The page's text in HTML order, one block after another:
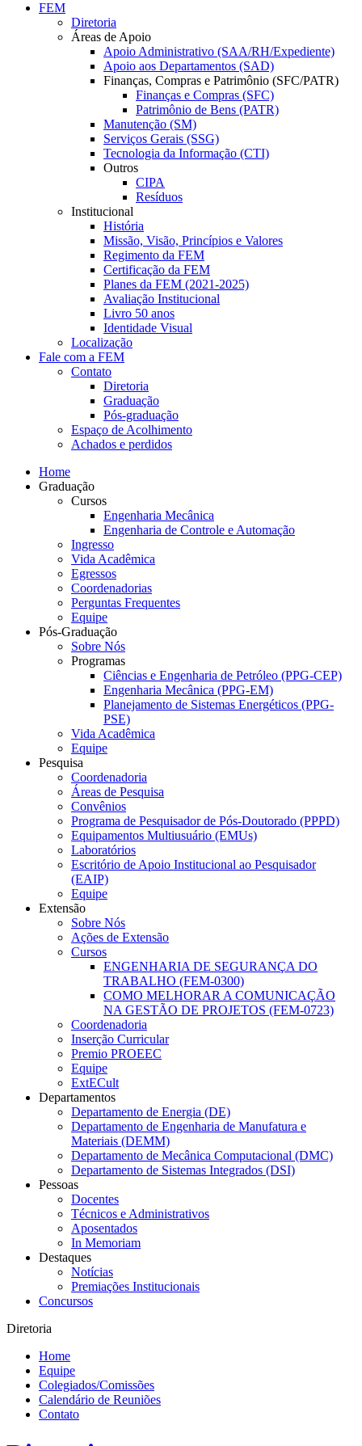
FEM
Diretoria
Áreas de Apoio
Apoio Administrativo (SAA/RH/Expediente)
Apoio aos Departamentos (SAD)
Finanças, Compras e Patrimônio (SFC/PATR)
Finanças e Compras (SFC)
Patrimônio de Bens (PATR)
Manutenção (SM)
Serviços Gerais (SSG)
Tecnologia da Informação (CTI)
Outros
CIPA
Resíduos
Institucional
História
Missão, Visão, Princípios e Valores
Regimento da FEM
Certificação da FEM
Planes da FEM (2021-2025)
Avaliação Institucional
Livro 50 anos
Identidade Visual
Localização
Fale com a FEM
Contato
Diretoria
Graduação
Pós-graduação
Espaço de Acolhimento
Achados e perdidos
Home
Graduação
Cursos
Engenharia Mecânica
Engenharia de Controle e Automação
Ingresso
Vida Acadêmica
Egressos
Coordenadorias
Perguntas Frequentes
Equipe
Pós-Graduação
Sobre Nós
Programas
Ciências e Engenharia de Petróleo (PPG-CEP)
Engenharia Mecânica (PPG-EM)
Planejamento de Sistemas Energéticos (PPG-
PSE)
Vida Acadêmica
Equipe
Pesquisa
Coordenadoria
Áreas de Pesquisa
Convênios
Programa de Pesquisador de Pós-Doutorado (PPPD)
Equipamentos Multiusuário (EMUs)
Laboratórios
Escritório de Apoio Institucional ao Pesquisador
(EAIP)
Equipe
Extensão
Sobre Nós
Ações de Extensão
Cursos
ENGENHARIA DE SEGURANÇA DO
TRABALHO (FEM-0300)
COMO MELHORAR A COMUNICAÇÃO
NA GESTÃO DE PROJETOS (FEM-0723)
Coordenadoria
Inserção Curricular
Premio PROEEC
Equipe
ExtECult
Departamentos
Departamento de Energia (DE)
Departamento de Engenharia de Manufatura e
Materiais (DEMM)
Departamento de Mecânica Computacional (DMC)
Departamento de Sistemas Integrados (DSI)
Pessoas
Docentes
Técnicos e Administrativos
Aposentados
In Memoriam
Destaques
Notícias
Premiações Institucionais
Concursos
Diretoria
Home
Equipe
Colegiados/Comissões
Calendário de Reuniões
Contato